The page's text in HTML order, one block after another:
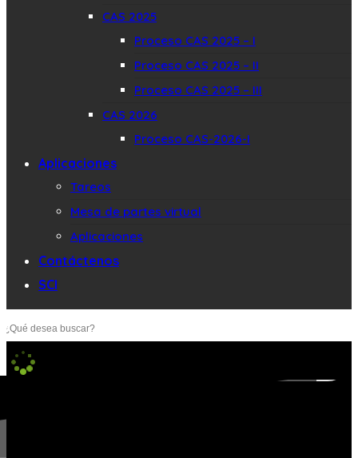
CAS 2025
Proceso CAS 2025 – I
Proceso CAS 2025 – II
Proceso CAS 2025 – III
CAS 2026
Proceso CAS-2026-I
Aplicaciones
Tareos
Mesa de partes virtual
Aplicaciones
Contáctenos
SCI